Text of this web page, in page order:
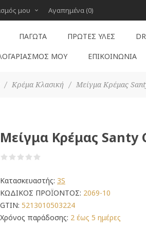
μου Αγαπημένα (0)
ΠΑΓΩΤΆ ΠΡΏΤΕΣ ΎΛΕΣ
ΜΟΥ ΕΠΙΚΟΙΝΩΝΊΑ
/ Κρέμα Κλασική / Μείγμα Κρέμας
Μείγμα Κρέμας Santy
Κατασκευαστής: 3S
ΚΩΔΙΚΟΣ ΠΡΟΪΟΝΤΟΣ: 2069-10
GTIN: 5213010503224
Χρόνος παράδοσης: 2 έως 5 ημέρες